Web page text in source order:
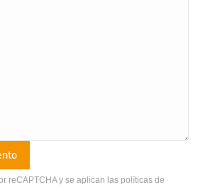
reCAPTCHA y se aplican las políticas de